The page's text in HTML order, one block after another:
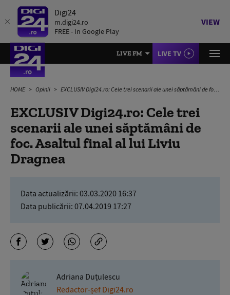
Digi24
m.digi24.ro
FREE - In Google Play
VIEW
LIVE FM LIVE TV
HOME Opinii EXCLUSIV Digi24.ro: Cele trei scenarii ale unei săptămâni de foc. Asaltul final al lui Liviu Dragnea
EXCLUSIV Digi24.ro: Cele trei
scenarii ale unei săptămâni de
foc. Asaltul final al lui Liviu
Dragnea
Data actualizării: 03.03.2020 16:37
Data publicării: 07.04.2019 17:27
Adriana Duțulescu
Redactor-șef Digi24.ro